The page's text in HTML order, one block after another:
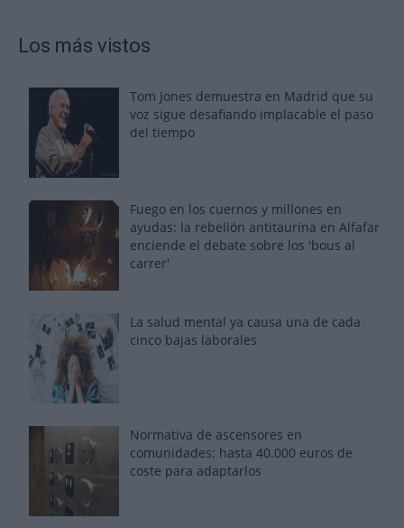
Los más vistos
Tom Jones demuestra en Madrid que su
voz sigue desafiando implacable el paso
del tiempo
Fuego en los cuernos y millones en
ayudas: la rebelión antitaurina en Alfafar
enciende el debate sobre los 'bous al
carrer'
La salud mental ya causa una de cada
cinco bajas laborales
Normativa de ascensores en
comunidades: hasta 40.000 euros de
coste para adaptarlos